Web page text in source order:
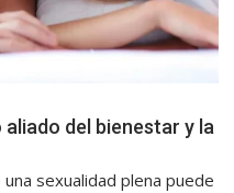
del bienestar y la
sexualidad plena puede